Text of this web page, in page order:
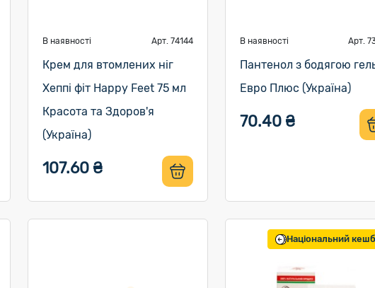
В наявності Арт. 74144
Крем для втомлених ніг
Хеппі фіт Happy Feet 75 мл
Красота та Здоров'я
(Україна)
107.60 ₴
В наявності Арт.
Пантенол з бодягою
Евро Плюс (Україна)
70.40 ₴
Національний